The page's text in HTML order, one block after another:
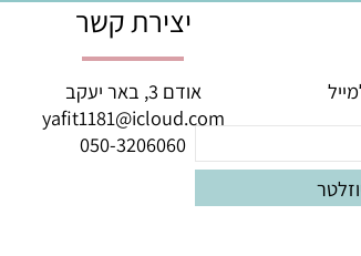
יצירת קשר
אודם 3, באר יעקב
yafit1181@icloud.com
050-3206060